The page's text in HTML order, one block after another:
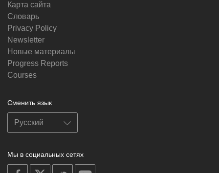
Карта сайта
Словарь
Privacy Policy
Newsletter
Новые материалы
Progress Reports
Courses
Сменить язык
Мы в социальных сетях
on